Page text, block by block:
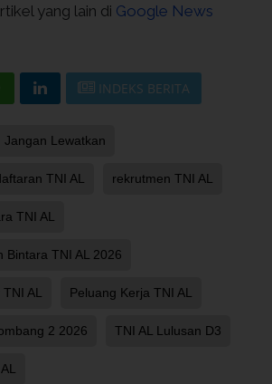
yang lain di Google News
INDEKS BERITA
Jangan Lewatkan
TNI AL rekrutmen TNI AL
TNI AL
Bintara TNI AL 2026
AL Peluang Kerja TNI AL
2 2026 TNI AL Lulusan D3